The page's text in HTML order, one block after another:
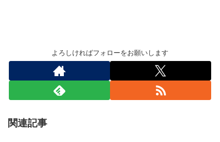
よろしければフォローをお願いします
関連記事